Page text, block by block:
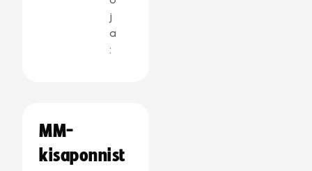
j
a
:
MM-
kisaponnist